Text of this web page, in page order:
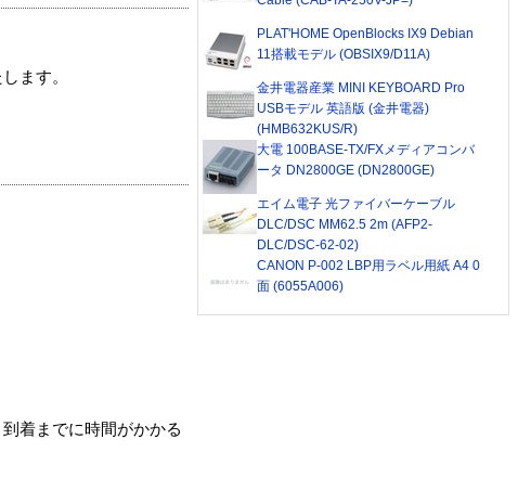
ます。
着までに時間がかかる
PLAT'HOME OpenBlocks IX9 Debian
11搭載モデル (OBSIX9/D11A)
金井電器産業 MINI KEYBOARD Pro
USBモデル 英語版 (金井電器)
(HMB632KUS/R)
大電 100BASE-TX/FXメディアコンバ
ータ DN2800GE (DN2800GE)
エイム電子 光ファイバーケーブル
DLC/DSC MM62.5 2m (AFP2-
DLC/DSC-62-02)
CANON P-002 LBP用ラベル用紙 A4 0
面 (6055A006)